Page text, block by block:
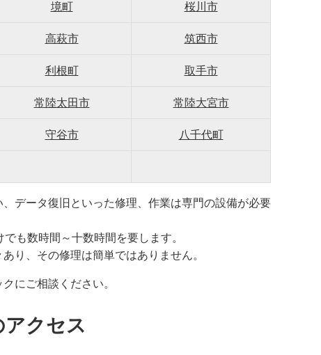
境町 桜川市
高萩市 筑西市
利根町 取手市
常陸太田市 常陸大宮市
守谷市 八千代町
データ復旧といった修理、作業は専門の設備が必要
も数時間～十数時間を要します。
り、その修理は簡単ではありません。
にご相談ください。
クセス